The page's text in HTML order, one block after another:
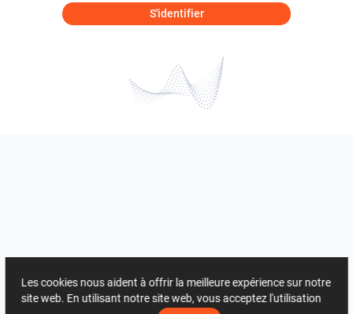
S'identifier
Les cookies nous aident à offrir la meilleure expérience sur notre
site web. En utilisant notre site web, vous acceptez l'utilisation